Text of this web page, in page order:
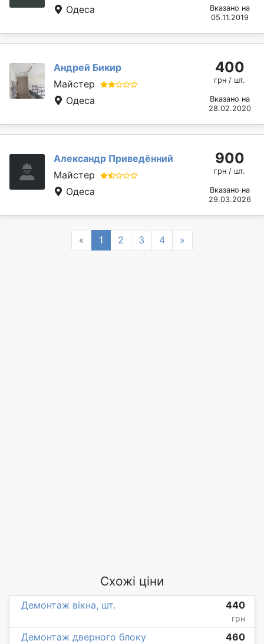
Одеса
Вказано на
05.11.2019
Андрей Бикир
Майстер
Одеса
400
грн / шт.
Вказано на
28.02.2020
Александр Приведённий
Майстер
Одеса
900
грн / шт.
Вказано на
29.03.2026
« Previous
1 2 3 4 »
Схожі ціни
Демонтаж вікна, шт. 440
грн
Демонтаж дверного блоку
460